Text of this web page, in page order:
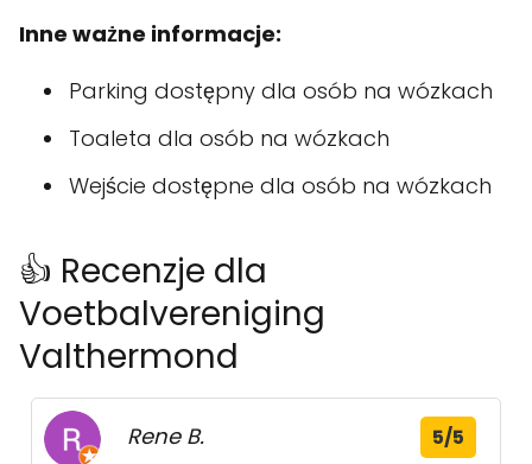
Inne ważne informacje:
Parking dostępny dla osób na wózkach
Toaleta dla osób na wózkach
Wejście dostępne dla osób na wózkach
👍 Recenzje dla
Voetbalvereniging
Valthermond
Rene B. 5/5